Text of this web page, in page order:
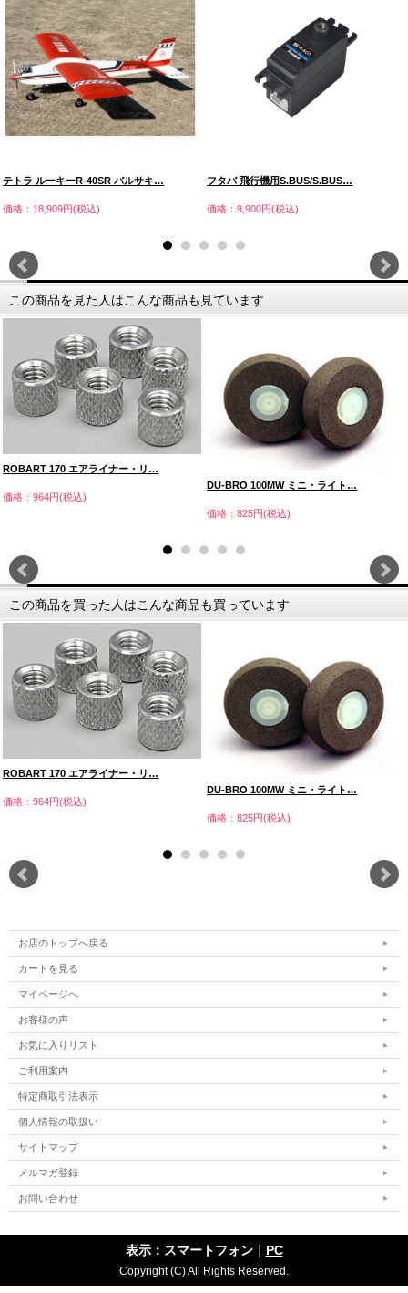
テトラ ルーキーR-40SR バルサキ…
価格：18,909円(税込)
フタバ 飛行機用S.BUS/S.BUS…
価格：9,900円(税込)
この商品を見た人はこんな商品も見ています
ROBART 170 エアライナー・リ…
価格：964円(税込)
DU-BRO 100MW ミニ・ライト…
価格：825円(税込)
この商品を買った人はこんな商品も買っています
ROBART 170 エアライナー・リ…
価格：964円(税込)
DU-BRO 100MW ミニ・ライト…
価格：825円(税込)
お店のトップへ戻る
カートを見る
マイページへ
お客様の声
お気に入りリスト
ご利用案内
特定商取引法表示
個人情報の取扱い
サイトマップ
メルマガ登録
お問い合わせ
表示：スマートフォン｜ PC
Copyright (C) All Rights Reserved.